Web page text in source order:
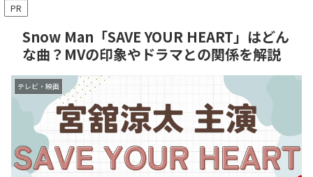
PR
Snow Man「SAVE YOUR HEART」はどん
な曲？MVの印象やドラマとの関係を解説
テレビ・映画